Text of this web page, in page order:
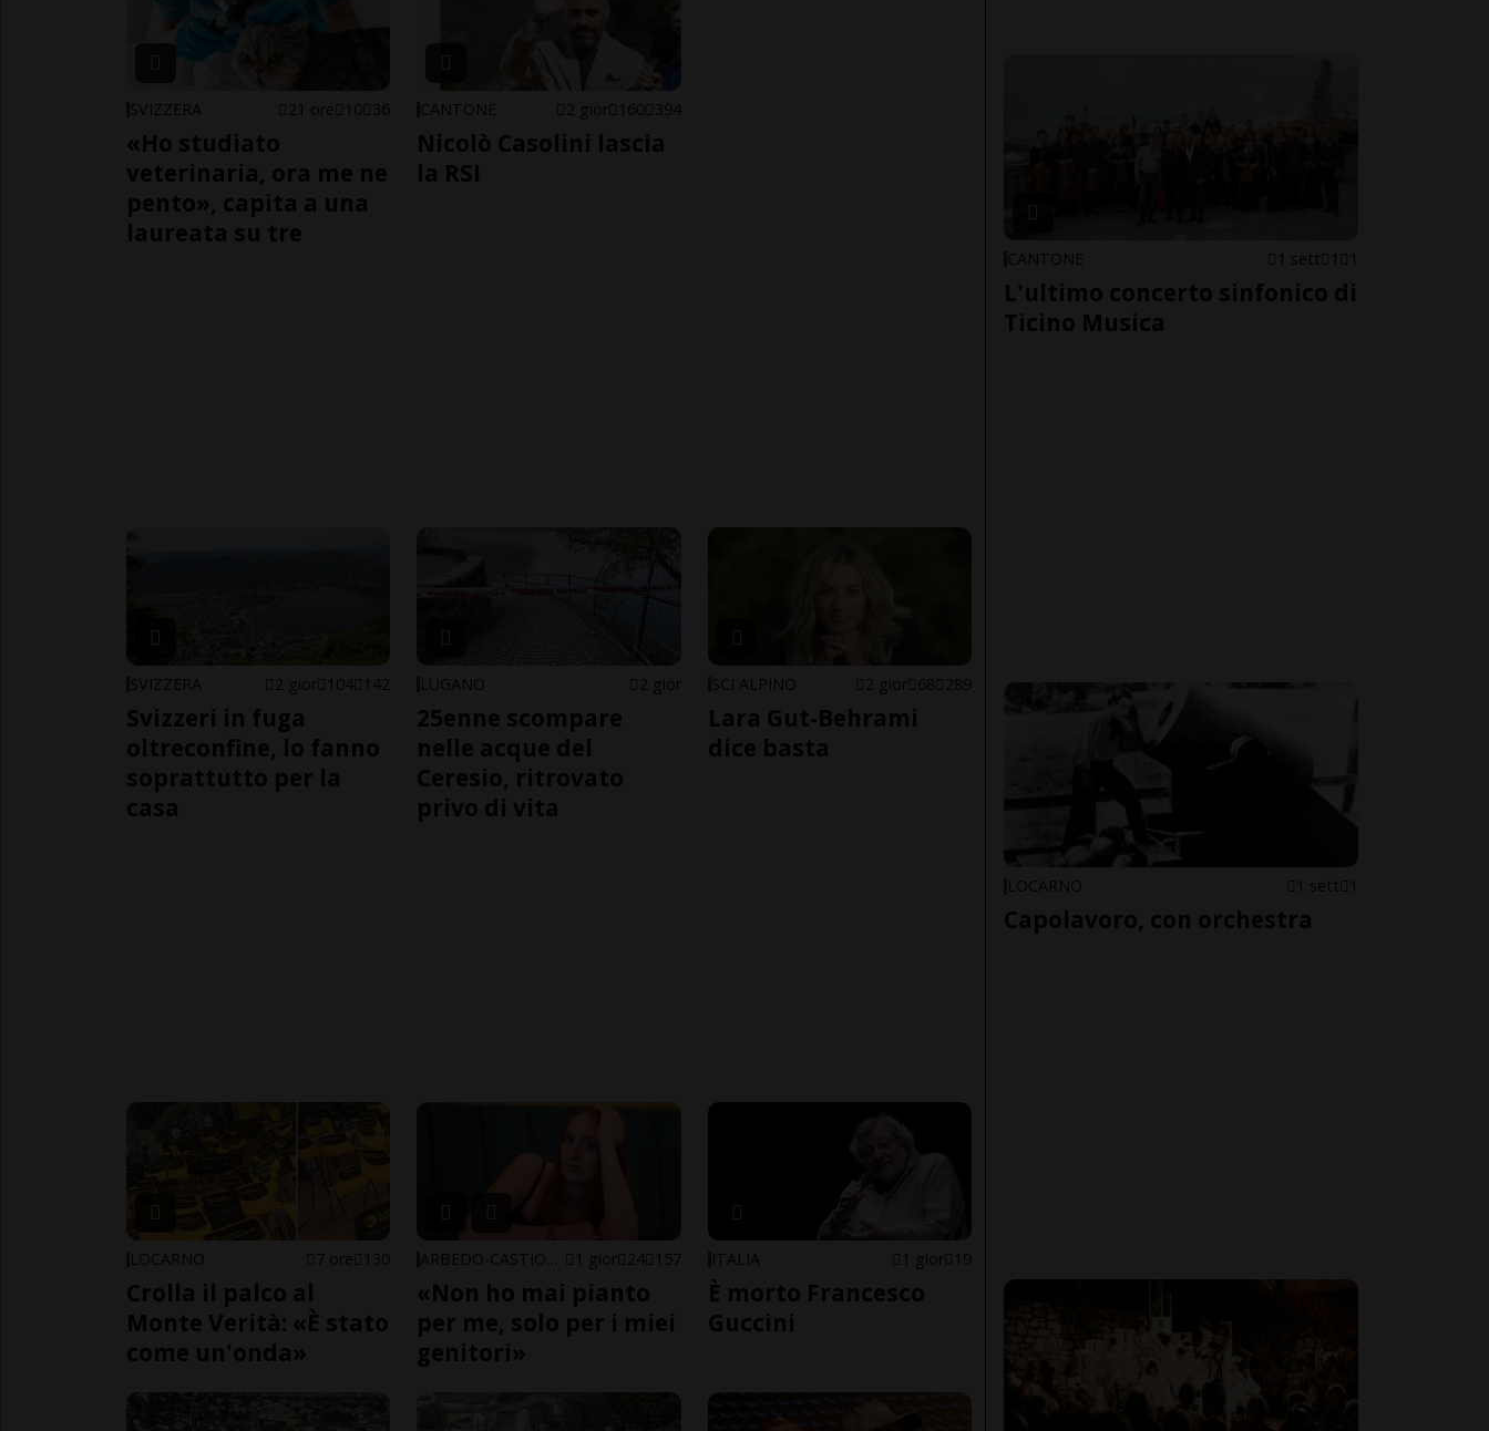
SVIZZERA 21 ore 10 36
«Ho studiato
veterinaria, ora me ne
pento», capita a una
laureata su tre
CANTONE 2 gior 160 394
Nicolò Casolini lascia
la RSI
SVIZZERA 2 gior 104 142
Svizzeri in fuga
oltreconfine, lo fanno
soprattutto per la
casa
LUGANO 2 gior
25enne scompare
nelle acque del
Ceresio, ritrovato
privo di vita
SCI ALPINO 2 gior 68 289
Lara Gut-Behrami
dice basta
LOCARNO 7 ore 130
Crolla il palco al
Monte Verità: «È stato
come un'onda»
1 gior 24 157
«Non ho mai pianto
per me, solo per i miei
genitori»
ITALIA 1 gior 19
È morto Francesco
Guccini
CANTONE 1 sett 1 1
L'ultimo concerto sinfonico di
Ticino Musica
LOCARNO 1 sett 1
Capolavoro, con orchestra